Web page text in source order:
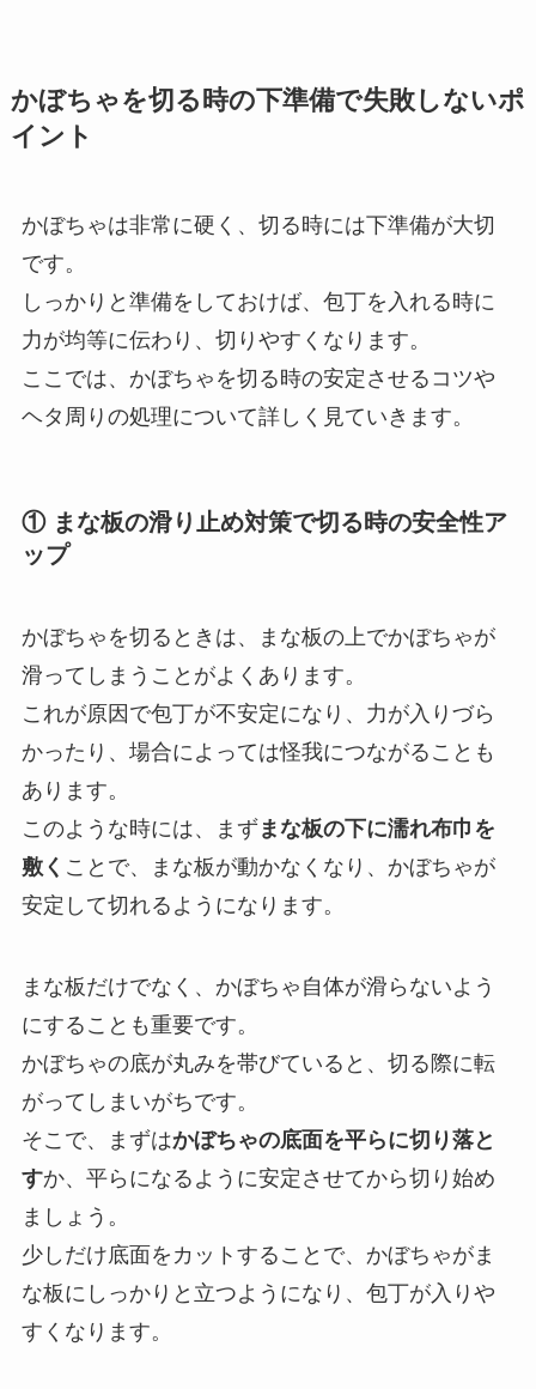
かぼちゃを切る時の下準備で失敗しないポ
イント
かぼちゃは非常に硬く、切る時には下準備が大切
です。
しっかりと準備をしておけば、包丁を入れる時に
力が均等に伝わり、切りやすくなります。
ここでは、かぼちゃを切る時の安定させるコツや
ヘタ周りの処理について詳しく見ていきます。
① まな板の滑り止め対策で切る時の安全性ア
ップ
かぼちゃを切るときは、まな板の上でかぼちゃが
滑ってしまうことがよくあります。
これが原因で包丁が不安定になり、力が入りづら
かったり、場合によっては怪我につながることも
あります。
このような時には、まず まな板の下に濡れ布巾を
敷く ことで、まな板が動かなくなり、かぼちゃが
安定して切れるようになります。
まな板だけでなく、かぼちゃ自体が滑らないよう
にすることも重要です。
かぼちゃの底が丸みを帯びていると、切る際に転
がってしまいがちです。
そこで、まずはかぼちゃの底面を平らに切り落と
すか、平らになるように安定させてから切り始め
ましょう。
少しだけ底面をカットすることで、かぼちゃがま
な板にしっかりと立つようになり、包丁が入りや
すくなります。